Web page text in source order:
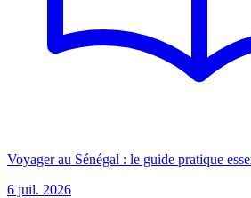
Voyager au Sénégal : le guide pratique
6 juil. 2026